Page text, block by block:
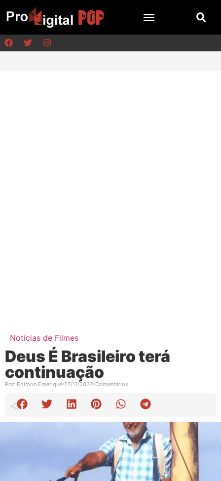
Notícias de Filmes
Deus É Brasileiro terá
continuação
Por: Edimon Emerique 27/11/2022 Comentários